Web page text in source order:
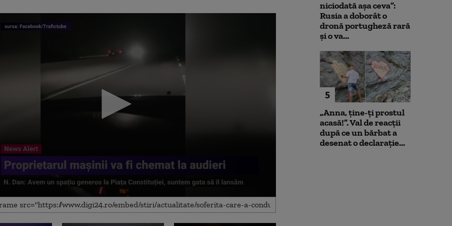
niciodată așa ceva”:
Rusia a doborât o
dronă portugheză rară
și o va...
5
„Anna, ţine-ţi prostul
acasă!”. Val de reacții
după ce un bărbat a
desenat o declarație...